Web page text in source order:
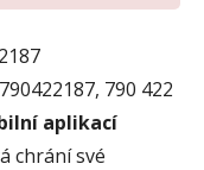
790 422
aplikací
chrání své